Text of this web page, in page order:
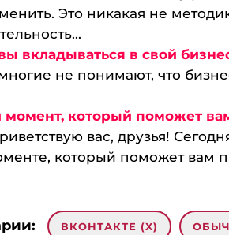
Это никакая не
вкладываться в свой
не понимают, что
который поможет
вас, друзья!
который поможет вам
ВКОНТАКТЕ (X)